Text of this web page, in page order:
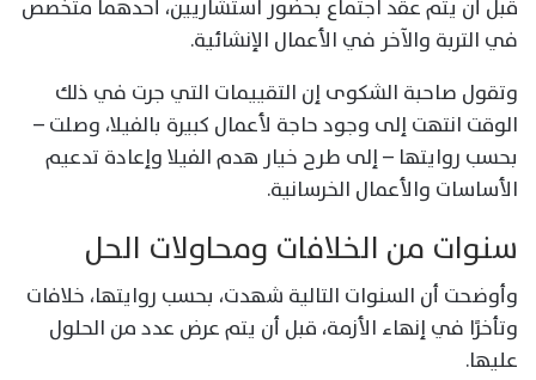
قبل أن يتم عقد اجتماع بحضور استشاريين، أحدهما متخصص
في التربة والآخر في الأعمال الإنشائية.
وتقول صاحبة الشكوى إن التقييمات التي جرت في ذلك
الوقت انتهت إلى وجود حاجة لأعمال كبيرة بالفيلا، وصلت –
بحسب روايتها – إلى طرح خيار هدم الفيلا وإعادة تدعيم
الأساسات والأعمال الخرسانية.
سنوات من الخلافات ومحاولات الحل
وأوضحت أن السنوات التالية شهدت، بحسب روايتها، خلافات
وتأخرًا في إنهاء الأزمة، قبل أن يتم عرض عدد من الحلول
عليها.